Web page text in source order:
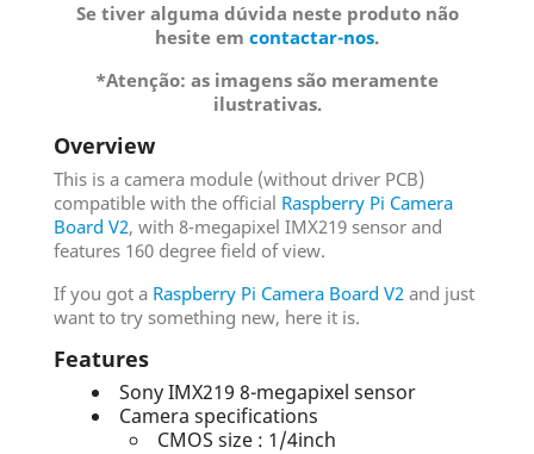
Se tiver alguma dúvida neste produto não
hesite em contactar-nos.
*Atenção: as imagens são meramente
ilustrativas.
Overview
This is a camera module (without driver PCB)
compatible with the official Raspberry Pi Camera
Board V2, with 8-megapixel IMX219 sensor and
features 160 degree field of view.
If you got a Raspberry Pi Camera Board V2 and just
want to try something new, here it is.
Features
Sony IMX219 8-megapixel sensor
Camera specifications
CMOS size : 1/4inch